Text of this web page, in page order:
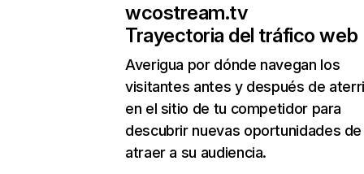
wcostream.tv
Trayectoria del tráfico web
Averigua por dónde navegan los
visitantes antes y después de
en el sitio de tu competidor para
descubrir nuevas oportunidades de
atraer a su audiencia.